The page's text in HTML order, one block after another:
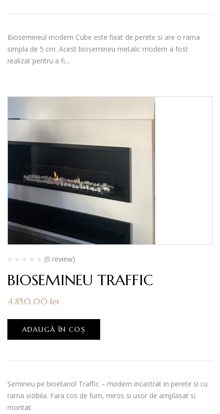
Biosemineul modern Cube este fixat de perete si are o rama
simpla de 5 cm. Acest biosemineu metalic modern a fost
realizat pentru a fi…
(0 review)
BIOSEMINEU TRAFFIC
4.850,00 lei
ADAUGĂ ÎN COȘ
Semineu pe bioetanol Traffic – modern incastrat in perete si cu
rama vizibila. Fara cos de fum, miros si usor de amplasat si
montat.